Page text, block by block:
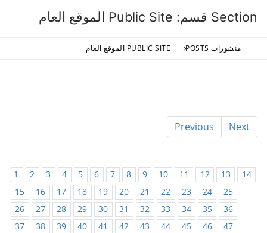
Section قسم: Public Site الموقع العام
منشورات POSTS PUBLIC SITE الموقع العام
Previous Next
1 2 3 4 5 6 7 8 9 10 11 12 13
14
15
16 17 18 19 20 21 22 23 24
25
26
27 28 29 30 31 32 33 34 35
36
37
38 39 40 41 42 43 44 45 46
47